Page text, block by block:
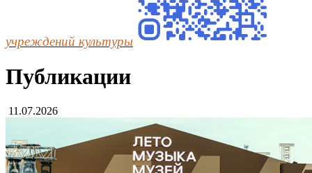
учреждений культуры
Публикации
11.07.2026